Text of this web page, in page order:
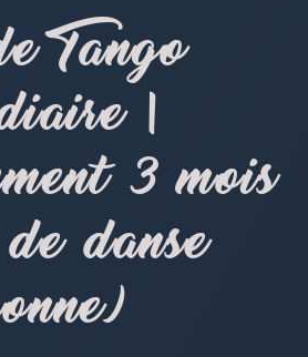
Tango
|
3 mois
danse